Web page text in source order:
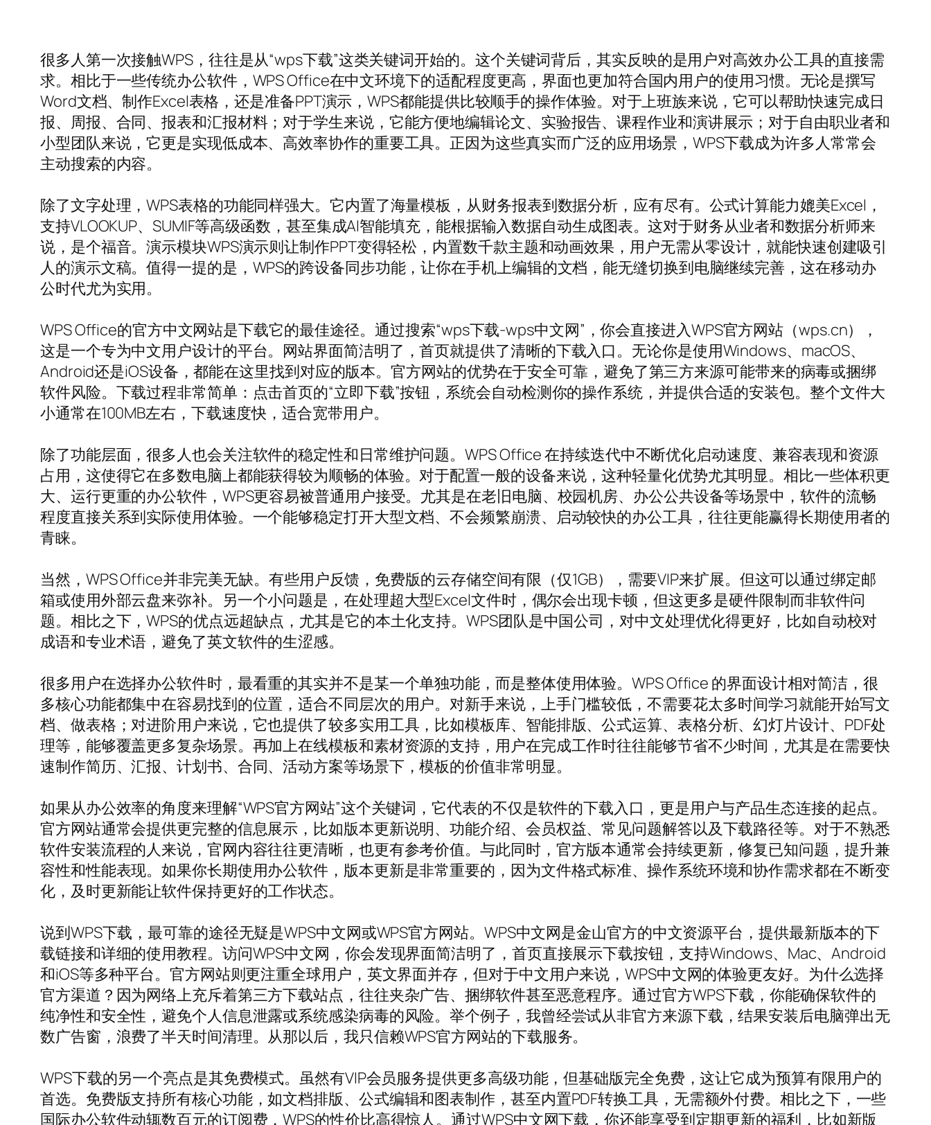
很多人第一次接触WPS，往往是从“wps下载”这类关键词开始的。这个关键词背后，其实反映的是用户对高效办公工具的直接需
求。相比于一些传统办公软件，WPS Office在中文环境下的适配程度更高，界面也更加符合国内用户的使用习惯。无论是撰写
Word文档、制作Excel表格，还是准备PPT演示，WPS都能提供比较顺手的操作体验。对于上班族来说，它可以帮助快速完成日
报、周报、合同、报表和汇报材料；对于学生来说，它能方便地编辑论文、实验报告、课程作业和演讲展示；对于自由职业者和
小型团队来说，它更是实现低成本、高效率协作的重要工具。正因为这些真实而广泛的应用场景，WPS下载成为许多人常常会
主动搜索的内容。
除了文字处理，WPS表格的功能同样强大。它内置了海量模板，从财务报表到数据分析，应有尽有。公式计算能力媲美Excel，
支持VLOOKUP、SUMIF等高级函数，甚至集成AI智能填充，能根据输入数据自动生成图表。这对于财务从业者和数据分析师来
说，是个福音。演示模块WPS演示则让制作PPT变得轻松，内置数千款主题和动画效果，用户无需从零设计，就能快速创建吸引
人的演示文稿。值得一提的是，WPS的跨设备同步功能，让你在手机上编辑的文档，能无缝切换到电脑继续完善，这在移动办
公时代尤为实用。
WPS Office的官方中文网站是下载它的最佳途径。通过搜索“wps下载-wps中文网”，你会直接进入WPS官方网站（wps.cn），
这是一个专为中文用户设计的平台。网站界面简洁明了，首页就提供了清晰的下载入口。无论你是使用Windows、macOS、
Android还是iOS设备，都能在这里找到对应的版本。官方网站的优势在于安全可靠，避免了第三方来源可能带来的病毒或捆绑
软件风险。下载过程非常简单：点击首页的“立即下载”按钮，系统会自动检测你的操作系统，并提供合适的安装包。整个文件大
小通常在100MB左右，下载速度快，适合宽带用户。
除了功能层面，很多人也会关注软件的稳定性和日常维护问题。WPS Office 在持续迭代中不断优化启动速度、兼容表现和资源
占用，这使得它在多数电脑上都能获得较为顺畅的体验。对于配置一般的设备来说，这种轻量化优势尤其明显。相比一些体积更
大、运行更重的办公软件，WPS更容易被普通用户接受。尤其是在老旧电脑、校园机房、办公公共设备等场景中，软件的流畅
程度直接关系到实际使用体验。一个能够稳定打开大型文档、不会频繁崩溃、启动较快的办公工具，往往更能赢得长期使用者的
青睐。
当然，WPS Office并非完美无缺。有些用户反馈，免费版的云存储空间有限（仅1GB），需要VIP来扩展。但这可以通过绑定邮
箱或使用外部云盘来弥补。另一个小问题是，在处理超大型Excel文件时，偶尔会出现卡顿，但这更多是硬件限制而非软件问
题。相比之下，WPS的优点远超缺点，尤其是它的本土化支持。WPS团队是中国公司，对中文处理优化得更好，比如自动校对
成语和专业术语，避免了英文软件的生涩感。
很多用户在选择办公软件时，最看重的其实并不是某一个单独功能，而是整体使用体验。WPS Office 的界面设计相对简洁，很
多核心功能都集中在容易找到的位置，适合不同层次的用户。对新手来说，上手门槛较低，不需要花太多时间学习就能开始写文
档、做表格；对进阶用户来说，它也提供了较多实用工具，比如模板库、智能排版、公式运算、表格分析、幻灯片设计、PDF处
理等，能够覆盖更多复杂场景。再加上在线模板和素材资源的支持，用户在完成工作时往往能够节省不少时间，尤其是在需要快
速制作简历、汇报、计划书、合同、活动方案等场景下，模板的价值非常明显。
如果从办公效率的角度来理解“WPS官方网站”这个关键词，它代表的不仅是软件的下载入口，更是用户与产品生态连接的起点。
官方网站通常会提供更完整的信息展示，比如版本更新说明、功能介绍、会员权益、常见问题解答以及下载路径等。对于不熟悉
软件安装流程的人来说，官网内容往往更清晰，也更有参考价值。与此同时，官方版本通常会持续更新，修复已知问题，提升兼
容性和性能表现。如果你长期使用办公软件，版本更新是非常重要的，因为文件格式标准、操作系统环境和协作需求都在不断变
化，及时更新能让软件保持更好的工作状态。
说到WPS下载，最可靠的途径无疑是WPS中文网或WPS官方网站。WPS中文网是金山官方的中文资源平台，提供最新版本的下
载链接和详细的使用教程。访问WPS中文网，你会发现界面简洁明了，首页直接展示下载按钮，支持Windows、Mac、Android
和iOS等多种平台。官方网站则更注重全球用户，英文界面并存，但对于中文用户来说，WPS中文网的体验更友好。为什么选择
官方渠道？因为网络上充斥着第三方下载站点，往往夹杂广告、捆绑软件甚至恶意程序。通过官方WPS下载，你能确保软件的
纯净性和安全性，避免个人信息泄露或系统感染病毒的风险。举个例子，我曾经尝试从非官方来源下载，结果安装后电脑弹出无
数广告窗，浪费了半天时间清理。从那以后，我只信赖WPS官方网站的下载服务。
WPS下载的另一个亮点是其免费模式。虽然有VIP会员服务提供更多高级功能，但基础版完全免费，这让它成为预算有限用户的
首选。免费版支持所有核心功能，如文档排版、公式编辑和图表制作，甚至内置PDF转换工具，无需额外付费。相比之下，一些
国际办公软件动辄数百元的订阅费，WPS的性价比高得惊人。通过WPS中文网下载，你还能享受到定期更新的福利，比如新版